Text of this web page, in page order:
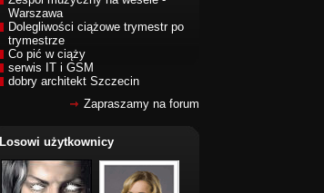
Warszawa
Dolegliwości ciążowe trymestr po
trymestrze
Co pić w ciąży
serwis IT i GSM
dobry architekt Szczecin
Zapraszamy na forum
Losowi użytkownicy